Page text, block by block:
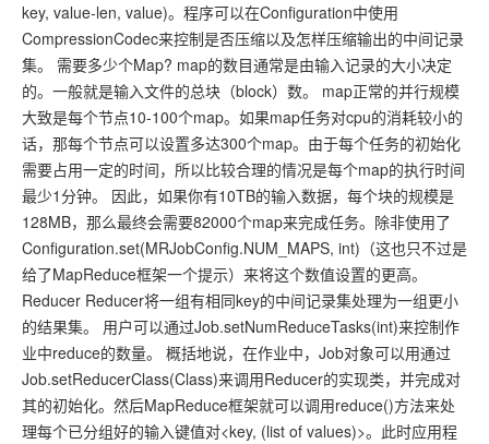
key, value-len, value)。程序可以在Configuration中使用
CompressionCodec来控制是否压缩以及怎样压缩输出的中间记录
集。 需要多少个Map? map的数目通常是由输入记录的大小决定
的。一般就是输入文件的总块（block）数。 map正常的并行规模
大致是每个节点10-100个map。如果map任务对cpu的消耗较小的
话，那每个节点可以设置多达300个map。由于每个任务的初始化
需要占用一定的时间，所以比较合理的情况是每个map的执行时间
最少1分钟。 因此，如果你有10TB的输入数据，每个块的规模是
128MB，那么最终会需要82000个map来完成任务。除非使用了
Configuration.set(MRJobConfig.NUM_MAPS, int)（这也只不过是
给了MapReduce框架一个提示）来将这个数值设置的更高。
Reducer Reducer将一组有相同key的中间记录集处理为一组更小
的结果集。 用户可以通过Job.setNumReduceTasks(int)来控制作
业中reduce的数量。 概括地说，在作业中，Job对象可以用通过
Job.setReducerClass(Class)来调用Reducer的实现类，并完成对
其的初始化。然后MapReduce框架就可以调用reduce()方法来处
理每个已分组好的输入键值对<key, (list of values)>。此时应用程